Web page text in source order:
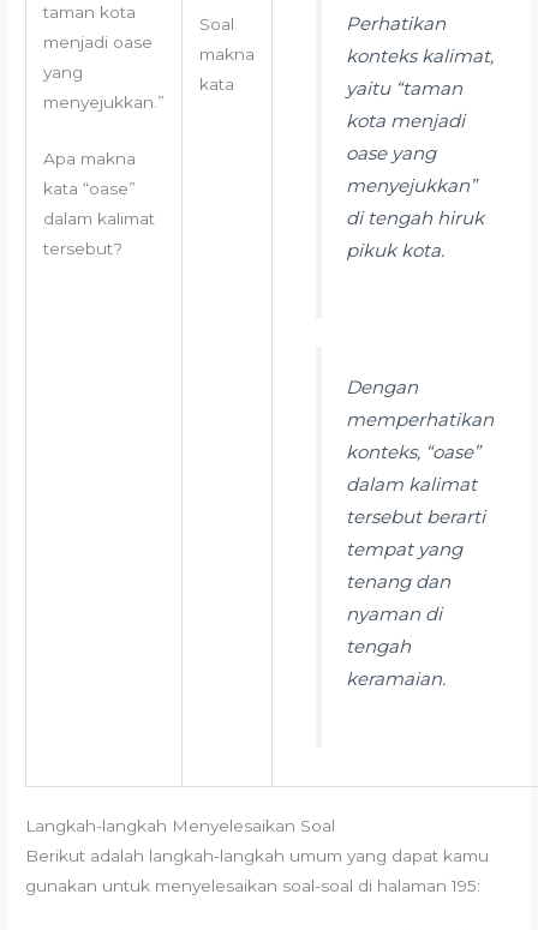
taman kota
menjadi oase
yang
menyejukkan.”
Apa makna
kata “oase”
dalam kalimat
tersebut?
Soal
makna
kata
Perhatikan
konteks kalimat,
yaitu “taman
kota menjadi
oase yang
menyejukkan”
di tengah hiruk
pikuk kota.
Dengan
memperhatikan
konteks, “oase”
dalam kalimat
tersebut berarti
tempat yang
tenang dan
nyaman di
tengah
keramaian.
Langkah-langkah Menyelesaikan Soal
Berikut adalah langkah-langkah umum yang dapat kamu
gunakan untuk menyelesaikan soal-soal di halaman 195: